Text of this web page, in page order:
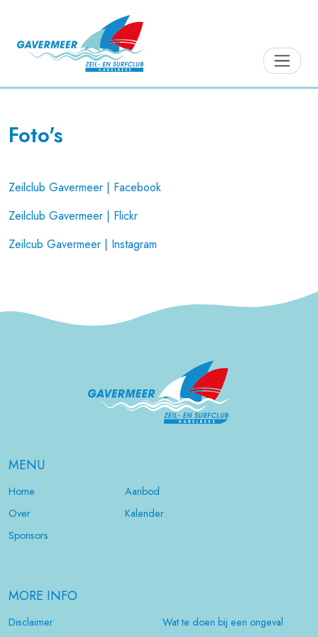
Foto's
Zeilclub Gavermeer | Facebook
Zeilclub Gavermeer | Flickr
Zeilcub Gavermeer | Instagram
MENU
Home
Aanbod
Over
Kalender
Sponsors
MORE INFO
Disclaimer Wat te doen bij een ongeval